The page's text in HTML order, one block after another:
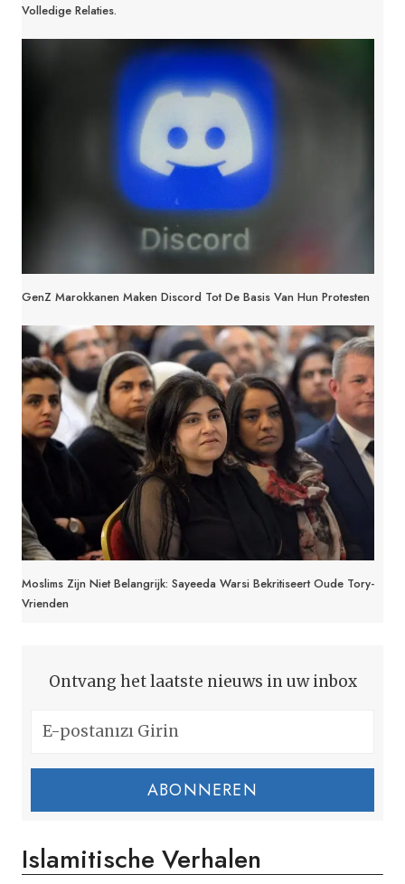
Volledige Relaties.
GenZ Marokkanen Maken Discord Tot De Basis Van Hun Protesten
Moslims Zijn Niet Belangrijk: Sayeeda Warsi Bekritiseert Oude Tory-
Vrienden
Ontvang het laatste nieuws in uw inbox
ABONNEREN
Islamitische Verhalen